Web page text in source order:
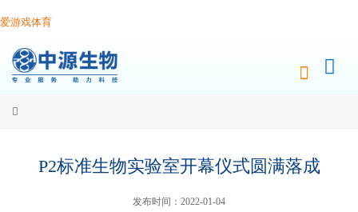
爱游戏体育
P2标准生物实验室开幕仪式圆满落成
发布时间：2022-01-04